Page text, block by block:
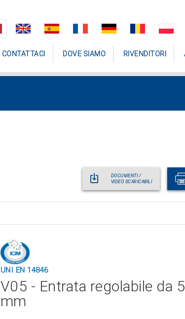
CONTATTACI DOVE SIAMO RIVENDITORI
DOCUMENTI /
VIDEO SCARICABILI
UNI EN 14846
V05 - Entrata regolabile da
mm